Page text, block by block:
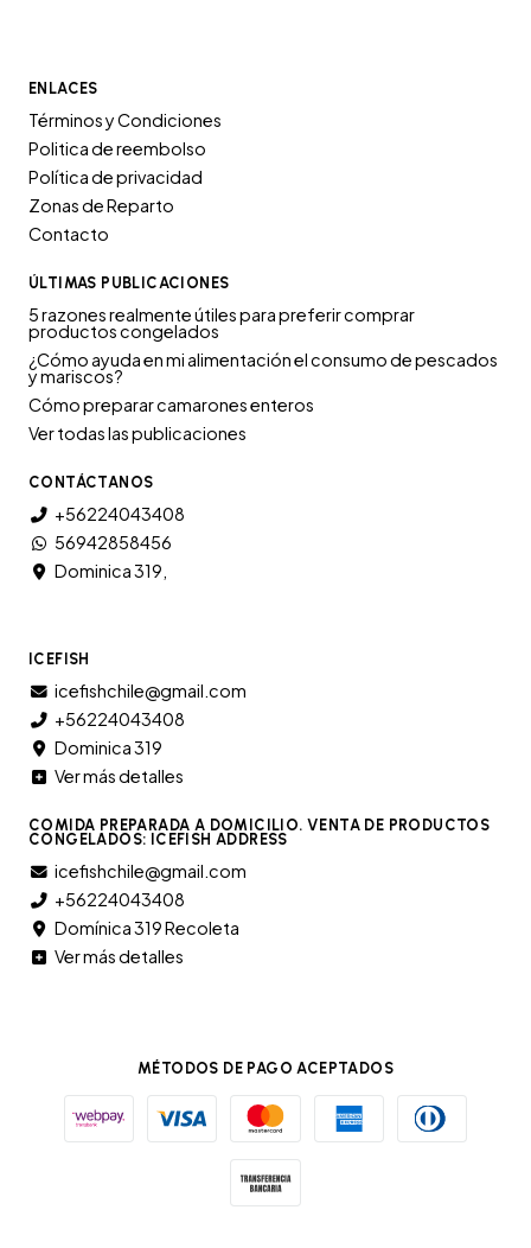
ENLACES
Términos y Condiciones
Politica de reembolso
Política de privacidad
Zonas de Reparto
Contacto
ÚLTIMAS PUBLICACIONES
5 razones realmente útiles para preferir comprar
productos congelados
¿Cómo ayuda en mi alimentación el consumo de pescados
y mariscos?
Cómo preparar camarones enteros
Ver todas las publicaciones
CONTÁCTANOS
+56224043408
56942858456
Dominica 319,
ICEFISH
icefishchile@gmail.com
+56224043408
Dominica 319
Ver más detalles
COMIDA PREPARADA A DOMICILIO. VENTA DE PRODUCTOS
CONGELADOS: ICEFISH ADDRESS
icefishchile@gmail.com
+56224043408
Domínica 319 Recoleta
Ver más detalles
MÉTODOS DE PAGO ACEPTADOS